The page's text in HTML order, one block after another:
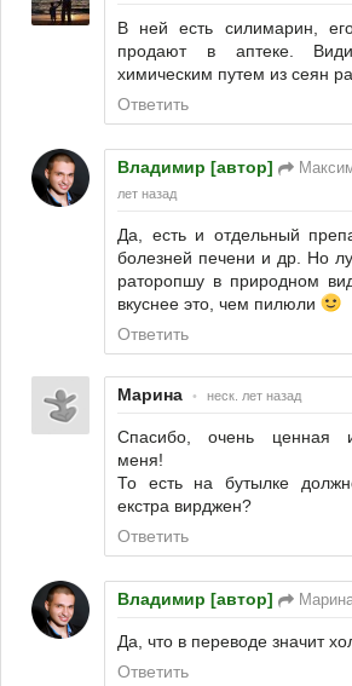
В ней есть силимарин,
продают в аптеке.
химическим путем из сеян
Ответить
Владимир [автор]
лет назад
Да, есть и отдельный
болезней печени и др. Но
раторопшу в природном
вкуснее это, чем пилюли
Ответить
Марина • неск. лет назад
Спасибо, очень ценная
меня!
То есть на бутылке
екстра вирджен?
Ответить
Владимир [автор]
Да, что в переводе значит
Ответить